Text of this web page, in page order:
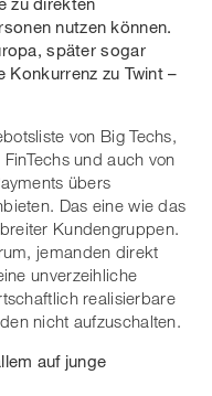
nutzen können.
später sogar
zu Twint –
von Big Techs,
und auch von
übers
Das eine wie das
Kundengruppen.
jemanden direkt
unverzeihliche
realisierbare
nicht aufzuschalten.
auf junge